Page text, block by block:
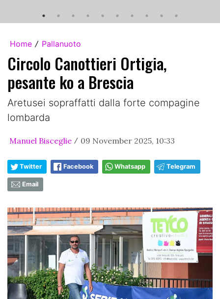
Home / Pallanuoto
Circolo Canottieri Ortigia,
pesante ko a Brescia
Aretusei sopraffatti dalla forte compagine
lombarda
Manuel Bisceglie / 09 November 2025, 10:33
Twitter Facebook Whatsapp Telegram
Email